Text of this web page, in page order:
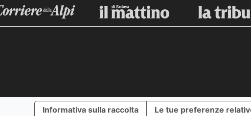
Informativa sulla raccolta Le tue preferenze